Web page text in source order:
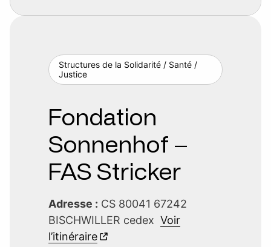
Structures de la Solidarité / Santé /
Justice
Fondation
Sonnenhof –
FAS Stricker
Adresse : CS 80041 67242
BISCHWILLER cedex Voir
l’itinéraire